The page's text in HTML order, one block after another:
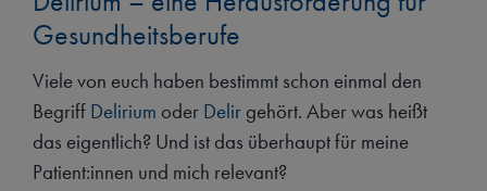
Gesundheitsberufe
Viele von euch haben bestimmt schon einmal den
Begriff Delirium oder Delir gehört. Aber was heißt
das eigentlich? Und ist das überhaupt für meine
Patient:innen und mich relevant?